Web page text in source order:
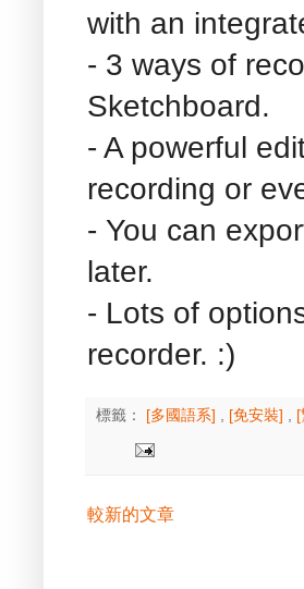
with an
- 3 ways of
Sketchboard.
- A powerful
recording or
- You can
later.
- Lots of
recorder. :)
標籤： [多國語系] [免安裝]
較新的文章